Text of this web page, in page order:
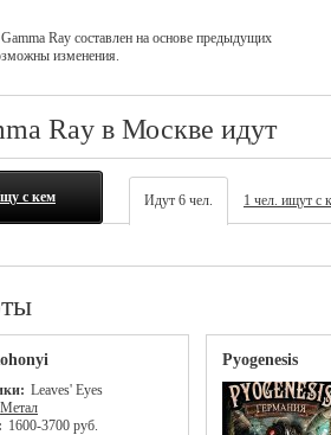
Gamma Ray составлен на основе предыдущих
изменения.
Ray в Москве идут
с кем Идут 6 чел.
1 чел. ищут с
Leaves' Eyes
Метал
1600-3700 руб.
Pyogenesis